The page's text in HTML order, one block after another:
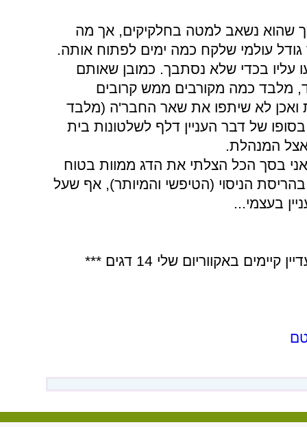
שהוא נשאב למטה בחלקיקים, אך מה
עולמי שלקח כמה ימים לפתוח אותה.
עליו בכדי שלא נסתבך. כמובן שאותם
מלבד כמה מקורבים ממש קרובים
ואכן לא שיתפו את שאר החבר'ה (מלבד
של דבר העניין דלף לשלטונות בית
אצל המנהלת.
בסך הכל הצלתי את הדג ממוות בטוח
הניסוי (הטיפשי והמיותר), אף שעל
בעצמי...
באקווריום שלי 14 דגים ***